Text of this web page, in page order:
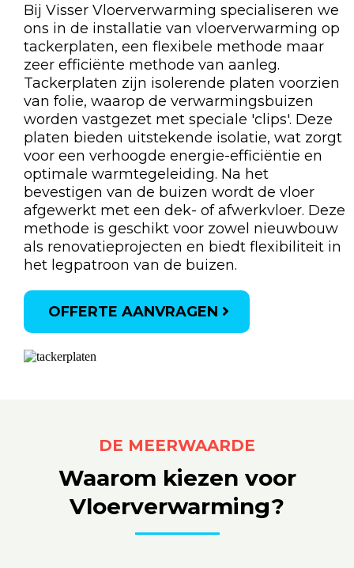
Bij Visser Vloerverwarming specialiseren we
ons in de installatie van vloerverwarming op
tackerplaten, een flexibele methode maar
zeer efficiënte methode van aanleg.
Tackerplaten zijn isolerende platen voorzien
van folie, waarop de verwarmingsbuizen
worden vastgezet met speciale 'clips'. Deze
platen bieden uitstekende isolatie, wat zorgt
voor een verhoogde energie-efficiëntie en
optimale warmtegeleiding. Na het
bevestigen van de buizen wordt de vloer
afgewerkt met een dek- of afwerkvloer. Deze
methode is geschikt voor zowel nieuwbouw
als renovatieprojecten en biedt flexibiliteit in
het legpatroon van de buizen.
OFFERTE AANVRAGEN
DE MEERWAARDE
Waarom kiezen voor
Vloerverwarming?